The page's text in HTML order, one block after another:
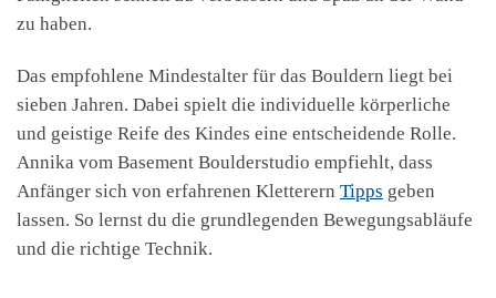
zu haben.
Das empfohlene Mindestalter für das Bouldern liegt bei
sieben Jahren. Dabei spielt die individuelle körperliche
und geistige Reife des Kindes eine entscheidende Rolle.
Annika vom Basement Boulderstudio empfiehlt, dass
Anfänger sich von erfahrenen Kletterern Tipps geben
lassen. So lernst du die grundlegenden Bewegungsabläufe
und die richtige Technik.